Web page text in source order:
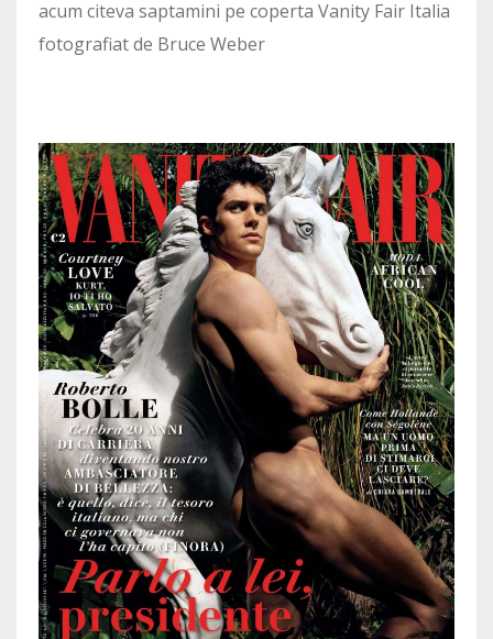
acum citeva saptamini pe coperta Vanity Fair Italia
fotografiat de Bruce Weber